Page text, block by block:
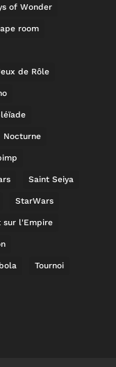
of Wonder
room
de Rôle
Nocturne
Saint Seiya
StarWars
sur l'Empire
Tournoi